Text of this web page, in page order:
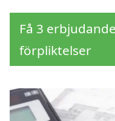
Få 3
förpliktelser